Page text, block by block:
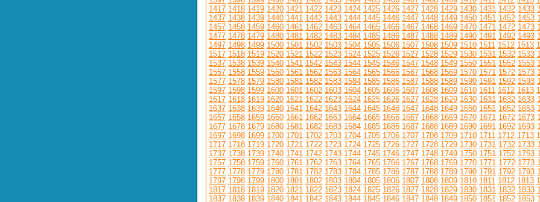
1417 1418 1419 1420 1421 1422 1423 1424 1425 1426 1427 1428 1429 1430 1431 1432 1433
1437 1438 1439 1440 1441 1442 1443 1444 1445 1446 1447 1448 1449 1450 1451 1452 1453
1457 1458 1459 1460 1461 1462 1463 1464 1465 1466 1467 1468 1469 1470 1471 1472 1473
1477 1478 1479 1480 1481 1482 1483 1484 1485 1486 1487 1488 1489 1490 1491 1492 1493
1497 1498 1499 1500 1501 1502 1503 1504 1505 1506 1507 1508 1509 1510 1511 1512 1513
1517 1518 1519 1520 1521 1522 1523 1524 1525 1526 1527 1528 1529 1530 1531 1532 1533
1537 1538 1539 1540 1541 1542 1543 1544 1545 1546 1547 1548 1549 1550 1551 1552 1553
1557 1558 1559 1560 1561 1562 1563 1564 1565 1566 1567 1568 1569 1570 1571 1572 1573
1577 1578 1579 1580 1581 1582 1583 1584 1585 1586 1587 1588 1589 1590 1591 1592 1593
1597 1598 1599 1600 1601 1602 1603 1604 1605 1606 1607 1608 1609 1610 1611 1612 1613
1617 1618 1619 1620 1621 1622 1623 1624 1625 1626 1627 1628 1629 1630 1631 1632 1633
1637 1638 1639 1640 1641 1642 1643 1644 1645 1646 1647 1648 1649 1650 1651 1652 1653
1657 1658 1659 1660 1661 1662 1663 1664 1665 1666 1667 1668 1669 1670 1671 1672 1673
1677 1678 1679 1680 1681 1682 1683 1684 1685 1686 1687 1688 1689 1690 1691 1692 1693
1697 1698 1699 1700 1701 1702 1703 1704 1705 1706 1707 1708 1709 1710 1711 1712 1713
1717 1718 1719 1720 1721 1722 1723 1724 1725 1726 1727 1728 1729 1730 1731 1732 1733
1737 1738 1739 1740 1741 1742 1743 1744 1745 1746 1747 1748 1749 1750 1751 1752 1753
1757 1758 1759 1760 1761 1762 1763 1764 1765 1766 1767 1768 1769 1770 1771 1772 1773
1777 1778 1779 1780 1781 1782 1783 1784 1785 1786 1787 1788 1789 1790 1791 1792 1793
1797 1798 1799 1800 1801 1802 1803 1804 1805 1806 1807 1808 1809 1810 1811 1812 1813
1817 1818 1819 1820 1821 1822 1823 1824 1825 1826 1827 1828 1829 1830 1831 1832 1833
1837 1838 1839 1840 1841 1842 1843 1844 1845 1846 1847 1848 1849 1850 1851 1852 1853